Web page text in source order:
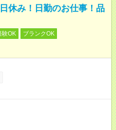
休み！日勤のお仕事！品
験OK
ブランクOK